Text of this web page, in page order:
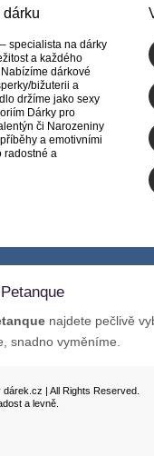
dárku
specialista na dárky
a každého
dárkové
bižuterii a
držíme jako sexy
Dárky pro
či Narozeniny
a emotivními
radostné a
najdete pečlivě
snadno vyměníme.
| All Rights Reserved.
a levně.